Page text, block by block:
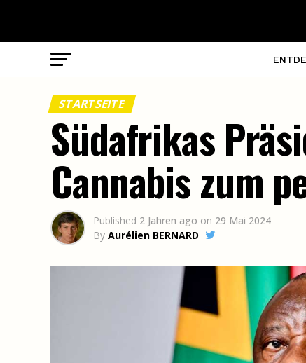
STARTSEITE
Südafrikas
Cannabis zum
Published 2 Jahren ago on 29 Mai 2024
By Aurélien BERNARD